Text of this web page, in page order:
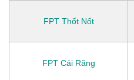
FPT Thốt Nốt
FPT Cái Răng